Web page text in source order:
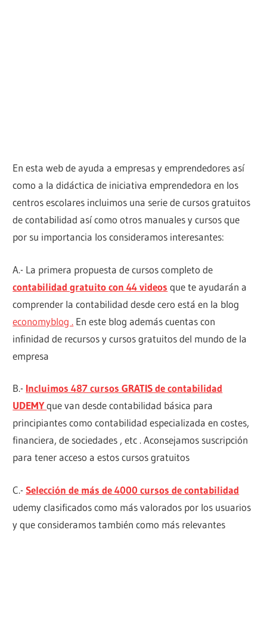
En esta web de ayuda a empresas y emprendedores así
como a la didáctica de iniciativa emprendedora en los
centros escolares incluimos una serie de cursos gratuitos
de contabilidad así como otros manuales y cursos que
por su importancia los consideramos interesantes:
A.- La primera propuesta de cursos completo de
contabilidad gratuito con 44 videos que te ayudarán a
comprender la contabilidad desde cero está en la blog
economyblog . En este blog además cuentas con
infinidad de recursos y cursos gratuitos del mundo de la
empresa
B.- Incluimos 487 cursos GRATIS de contabilidad
UDEMYque van desde contabilidad básica para
principiantes como contabilidad especializada en costes,
financiera, de sociedades , etc . Aconsejamos suscripción
para tener acceso a estos cursos gratuitos
C.-Selección de más de 4000 cursos de contabilidad
udemy clasificados como más valorados por los usuarios
y que consideramos también como más relevantes